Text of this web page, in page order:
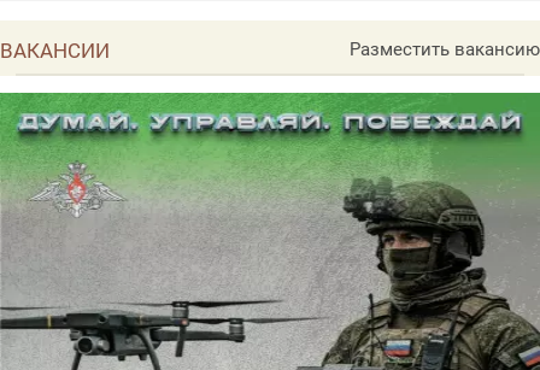
ВАКАНСИИ Разместить вакансию